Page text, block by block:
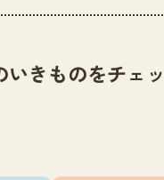
きものをチェ